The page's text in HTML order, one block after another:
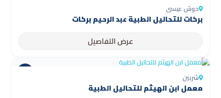
حوش عيسى
بركات للتحاليل الطبية عبد الرحيم بركات
عرض التفاصيل
شربين